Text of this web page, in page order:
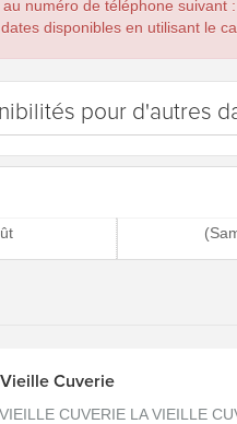
numéro de téléphone suivant :
disponibles en utilisant le
pour d'autres
Vieille Cuverie
CUVERIE LA VIEILLE